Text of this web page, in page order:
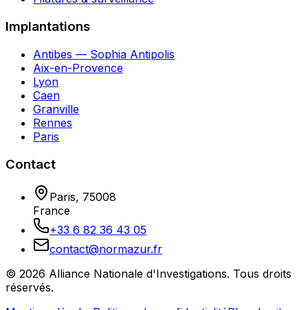
Implantations
Antibes — Sophia Antipolis
Aix-en-Provence
Lyon
Caen
Granville
Rennes
Paris
Contact
Paris, 75008
France
+33 6 82 36 43 05
contact@normazur.fr
© 2026 Alliance Nationale d'Investigations. Tous droits
réservés.